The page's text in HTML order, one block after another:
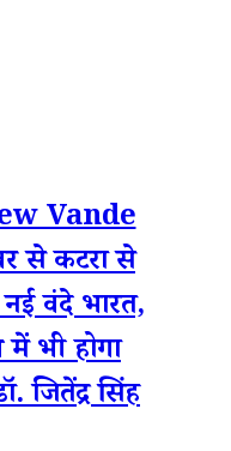
Vande
से कटरा से
वंदे भारत,
भी होगा
जितेंद्र सिंह